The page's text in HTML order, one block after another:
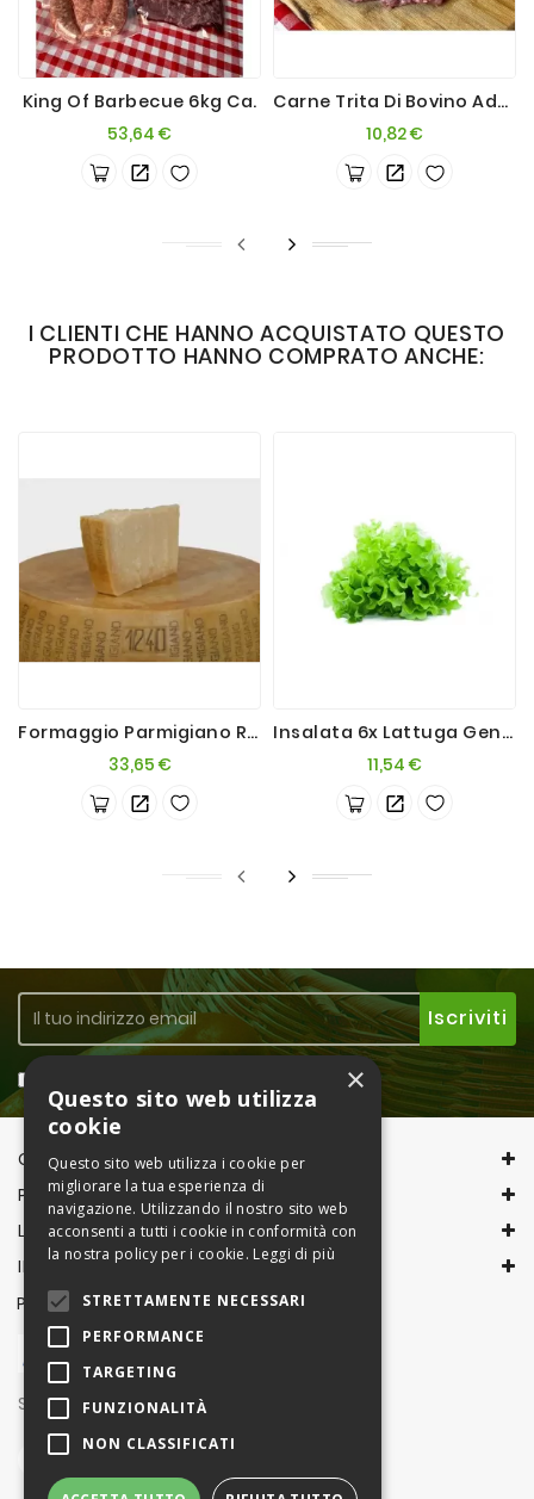
King Of Barbecue 6kg Ca.
53,64 €Prezzo
Carne Trita Di Bovino Adulto 1kg
10,82 €Prezzo
I CLIENTI CHE HANNO ACQUISTATO QUESTO
PRODOTTO HANNO COMPRATO ANCHE:
Formaggio Parmigiano Reggiano DOP 24mesi 1 Kg
33,65 €Prezzo
Insalata 6x Lattuga Gentilina 6 Teste
11,54 €Prezzo
CONTACT INFORMATION
PRODOTTI
LA NOSTRA AZIENDA
IL TUO ACCOUNT
PAGAMENTI CON
Seguici su
×
Questo sito web utilizza
cookie
Questo sito web utilizza i cookie per
migliorare la tua esperienza di
navigazione. Utilizzando il nostro sito web
acconsenti a tutti i cookie in conformità con
la nostra policy per i cookie. Leggi di più
STRETTAMENTE NECESSARI
PERFORMANCE
TARGETING
FUNZIONALITÀ
NON CLASSIFICATI